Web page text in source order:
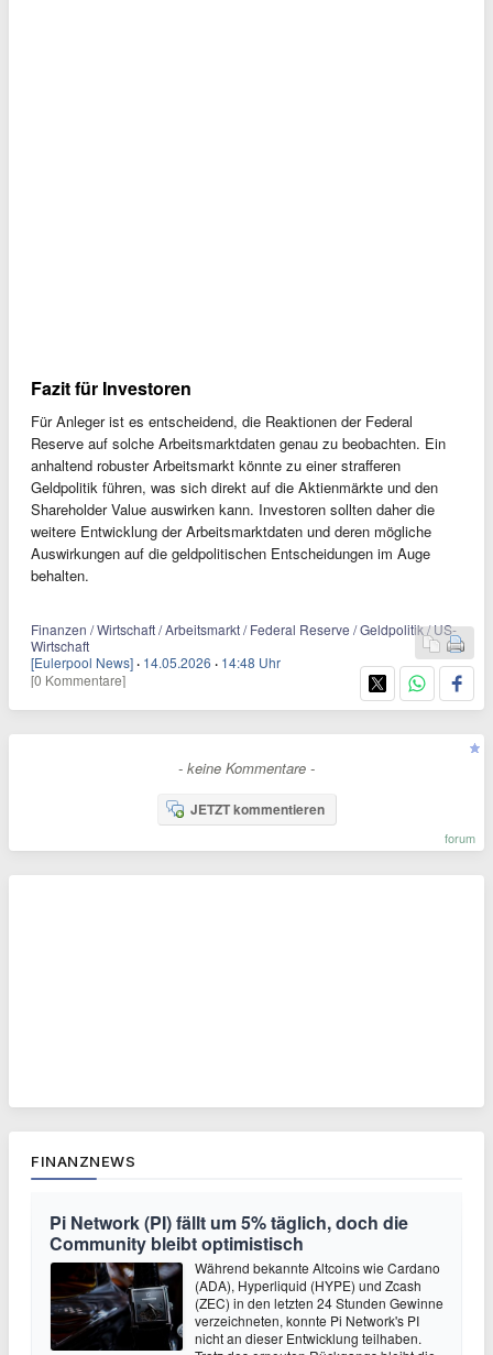
Fazit für Investoren
Für Anleger ist es entscheidend, die Reaktionen der Federal
Reserve auf solche Arbeitsmarktdaten genau zu beobachten. Ein
anhaltend robuster Arbeitsmarkt könnte zu einer strafferen
Geldpolitik führen, was sich direkt auf die Aktienmärkte und den
Shareholder Value auswirken kann. Investoren sollten daher die
weitere Entwicklung der Arbeitsmarktdaten und deren mögliche
Auswirkungen auf die geldpolitischen Entscheidungen im Auge
behalten.
Finanzen / Wirtschaft / Arbeitsmarkt / Federal Reserve / Geldpolitik / US-
Wirtschaft
[Eulerpool News] · 14.05.2026 · 14:48 Uhr
[0 Kommentare]
- keine Kommentare -
JETZT kommentieren
forum
FINANZNEWS
Pi Network (PI) fällt um 5% täglich, doch die
Community bleibt optimistisch
Während bekannte Altcoins wie Cardano
(ADA), Hyperliquid (HYPE) und Zcash
(ZEC) in den letzten 24 Stunden Gewinne
verzeichneten, konnte Pi Network's PI
nicht an dieser Entwicklung teilhaben.